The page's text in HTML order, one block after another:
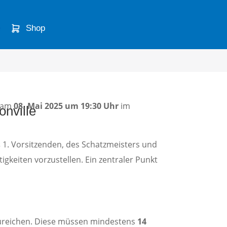
Shop
08. Mai 2025 um 19:30 Uhr im
Vorsitzenden, des Schatzmeisters und
vorzustellen. Ein zentraler Punkt
Diese müssen mindestens 14